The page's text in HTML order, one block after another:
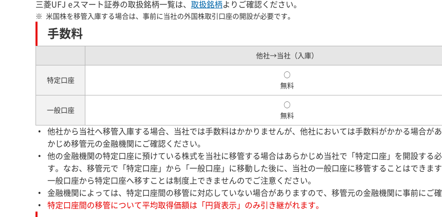
三菱UFJ eスマート証券の取扱銘柄一覧は、 取扱銘柄よりご確認ください。
米国株を移管入庫する場合は、事前に当社の外国株取引口座の開設が必要です。
手数料
他社→当社（入庫）
特定口座
○
無料
一般口座
○
無料
他社から当社へ移管入庫する場合、当社では手数料はかかりませんが、他社においては手数料がかかる場合が
かじめ移管元の金融機関にご確認ください。
他の金融機関の特定口座に預けている株式を当社に移管する場合はあらかじめ当社で「特定口座」を開設する
す。なお、移管元で「特定口座」から「一般口座」に移動した後に、当社の一般口座に移管することはできます
一般口座から特定口座へ移すことは制度上できませんのでご注意ください。
金融機関によっては、特定口座間の移管に対応していない場合がありますので、移管元の金融機関に事前にご確
特定口座間の移管について平均取得価額は「円貨表示」のみ引き継がれます。